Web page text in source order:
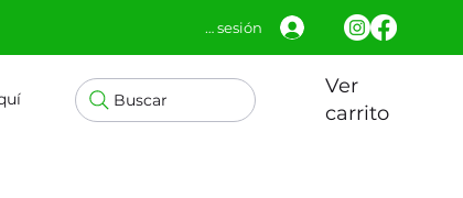
Buscar
Ver
carrito
Iniciar sesión